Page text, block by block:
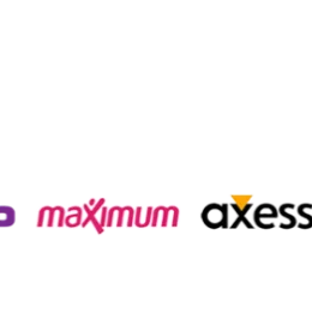
Yorum Yaz